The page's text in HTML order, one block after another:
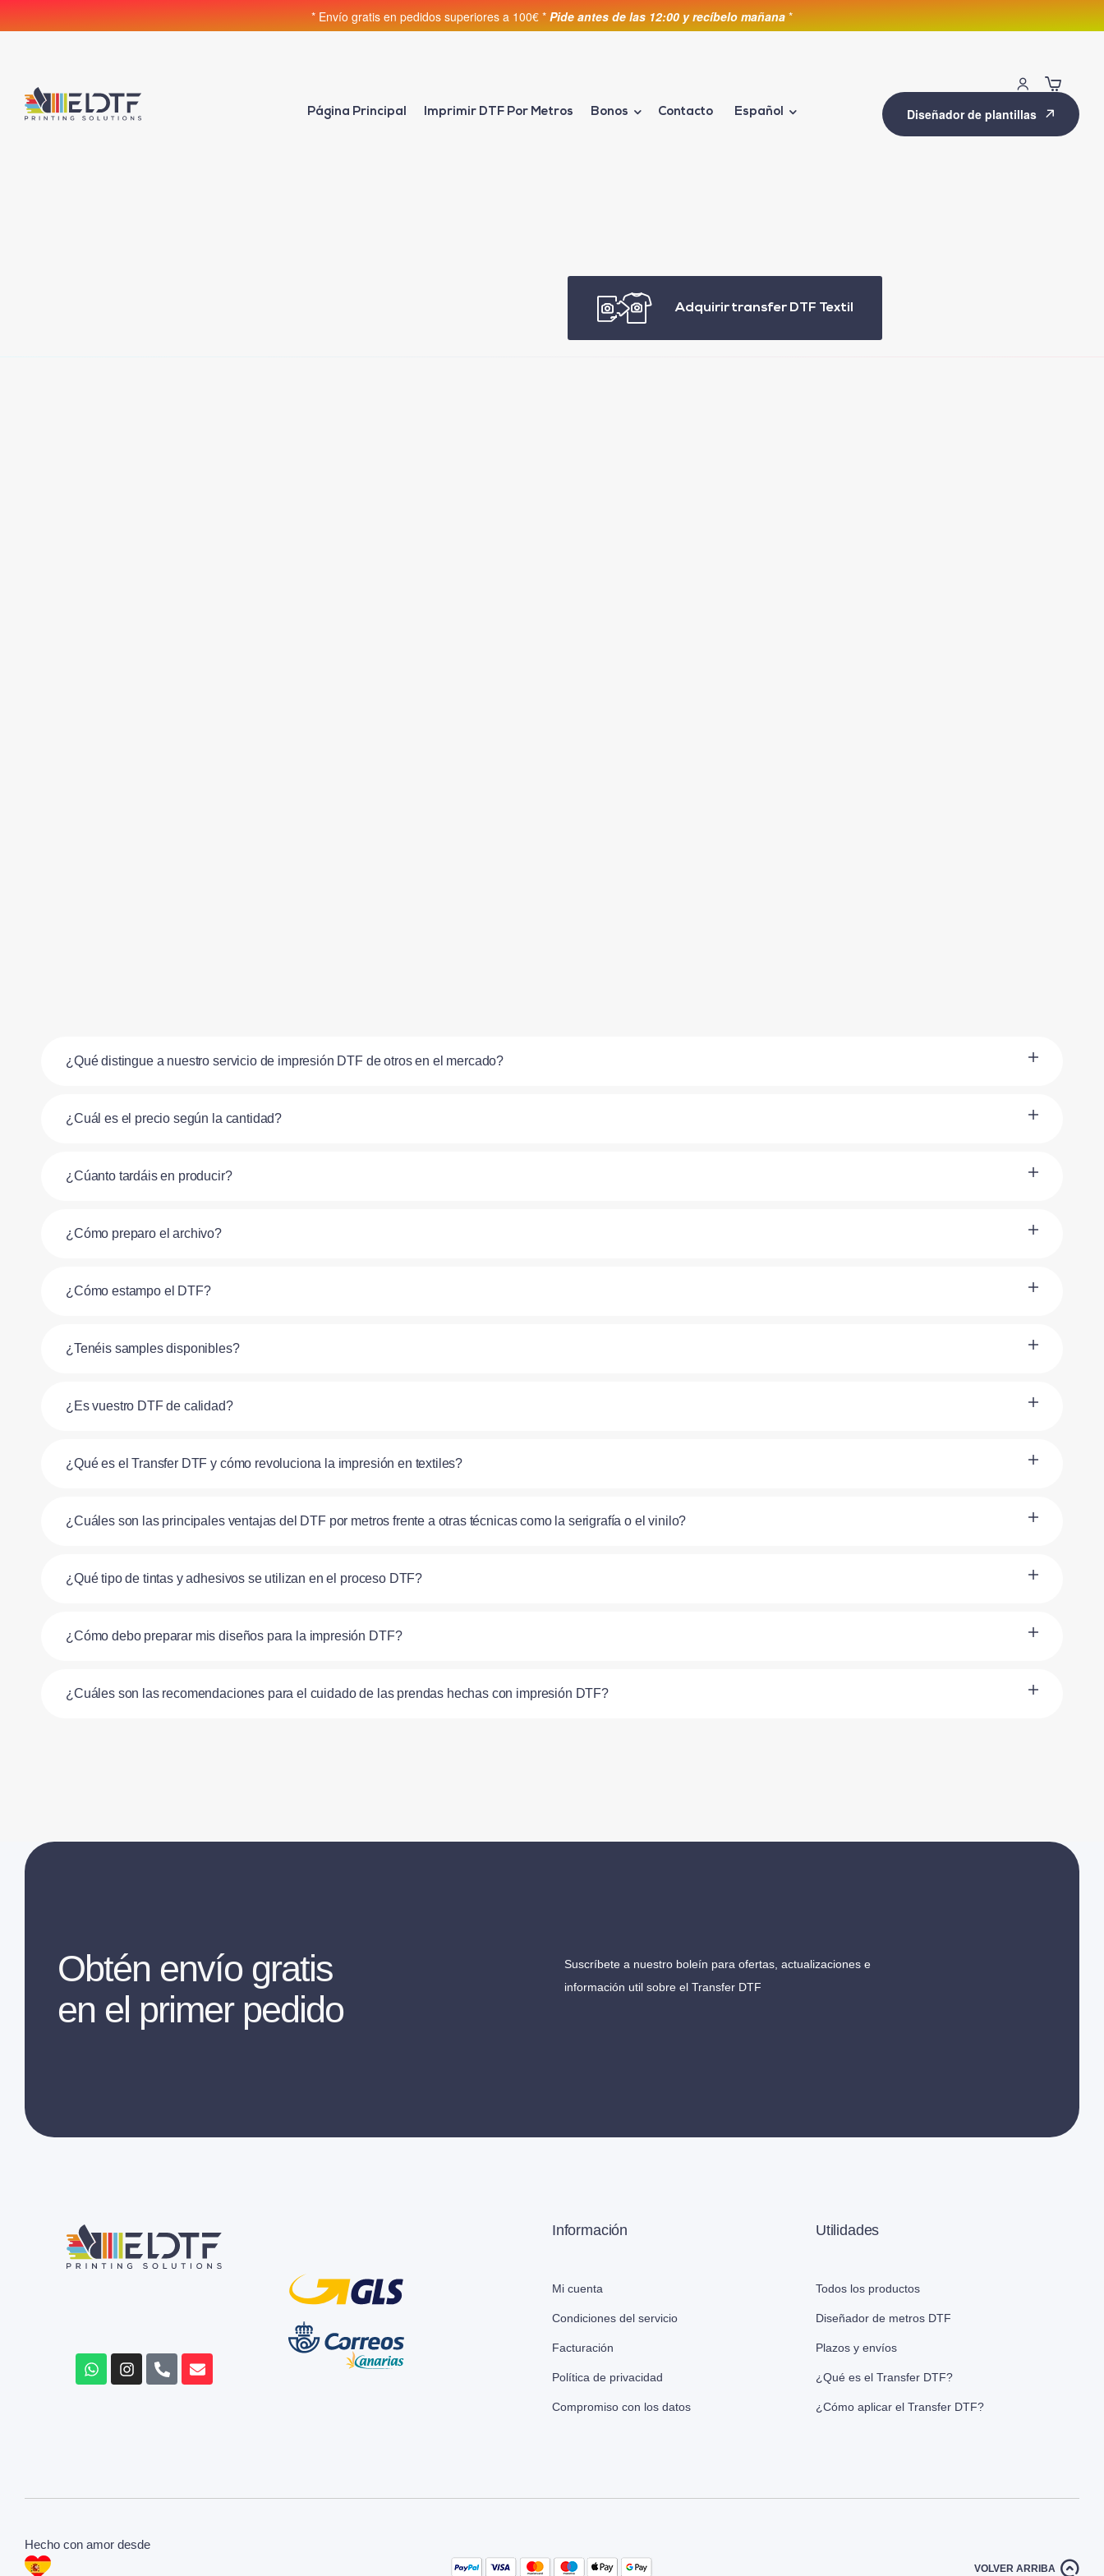
* Envío gratis en pedidos superiores a 100€ * Pide antes de las 12:00 y recíbelo mañana *
Página Principal Imprimir DTF Por Metros Bonos Contacto Español Diseñador de plantillas
Adquirir transfer DTF Textil
¿Qué distingue a nuestro servicio de impresión DTF de otros en el mercado?
¿Cuál es el precio según la cantidad?
¿Cúanto tardáis en producir?
¿Cómo preparo el archivo?
¿Cómo estampo el DTF?
¿Tenéis samples disponibles?
¿Es vuestro DTF de calidad?
¿Qué es el Transfer DTF y cómo revoluciona la impresión en textiles?
¿Cuáles son las principales ventajas del DTF por metros frente a otras técnicas como la serigrafía o el vinilo?
¿Qué tipo de tintas y adhesivos se utilizan en el proceso DTF?
¿Cómo debo preparar mis diseños para la impresión DTF?
¿Cuáles son las recomendaciones para el cuidado de las prendas hechas con impresión DTF?
Obtén envío gratis
en el primer pedido
Suscríbete a nuestro boleín para ofertas, actualizaciones e
información util sobre el Transfer DTF
Información
Mi cuenta
Condiciones del servicio
Facturación
Política de privacidad
Compromiso con los datos
Utilidades
Todos los productos
Diseñador de metros DTF
Plazos y envíos
¿Qué es el Transfer DTF?
¿Cómo aplicar el Transfer DTF?
Hecho con amor desde
VOLVER ARRIBA